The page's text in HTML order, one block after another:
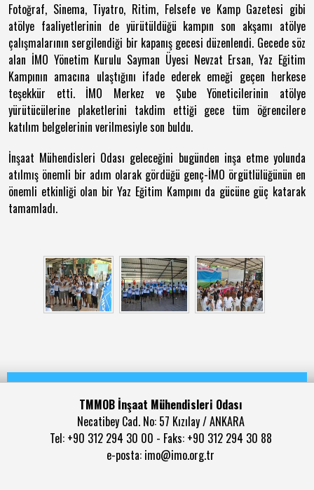
Fotoğraf, Sinema, Tiyatro, Ritim, Felsefe ve Kamp Gazetesi gibi
atölye faaliyetlerinin de yürütüldüğü kampın son akşamı atölye
çalışmalarının sergilendiği bir kapanış gecesi düzenlendi. Gecede söz
alan İMO Yönetim Kurulu Sayman Üyesi Nevzat Ersan, Yaz Eğitim
Kampının amacına ulaştığını ifade ederek emeği geçen herkese
teşekkür etti. İMO Merkez ve Şube Yöneticilerinin atölye
yürütücülerine plaketlerini takdim ettiği gece tüm öğrencilere
katılım belgelerinin verilmesiyle son buldu.
İnşaat Mühendisleri Odası geleceğini bugünden inşa etme yolunda
atılmış önemli bir adım olarak gördüğü genç-İMO örgütlülüğünün en
önemli etkinliği olan bir Yaz Eğitim Kampını da gücüne güç katarak
tamamladı.
TMMOB İnşaat Mühendisleri Odası
Necatibey Cad. No: 57 Kızılay / ANKARA
Tel: +90 312 294 30 00 - Faks: +90 312 294 30 88
e-posta: imo@imo.org.tr